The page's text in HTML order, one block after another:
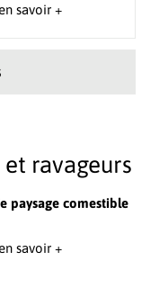
savoir +
ravageurs
paysage comestible
savoir +